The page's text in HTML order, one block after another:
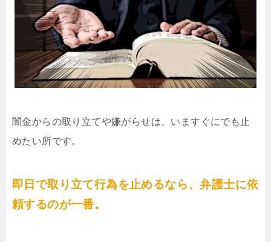
闇金からの取り立てや嫌がらせは、いますぐにでも止
めたい所です。
即日で取り立て行為を止めるなら、弁護士に依
頼するのが一番。